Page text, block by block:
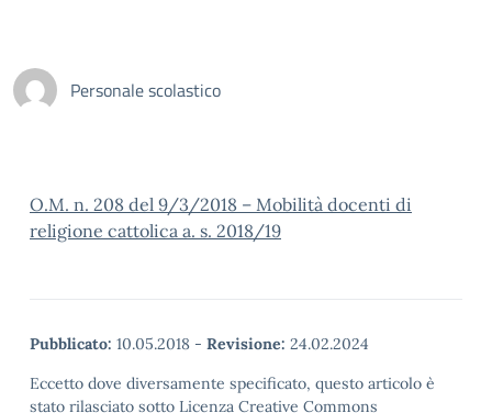
Personale scolastico
O.M. n. 208 del 9/3/2018 – Mobilità docenti di
religione cattolica a. s. 2018/19
Pubblicato: 10.05.2018 - Revisione: 24.02.2024
Eccetto dove diversamente specificato, questo articolo è
stato rilasciato sotto Licenza Creative Commons